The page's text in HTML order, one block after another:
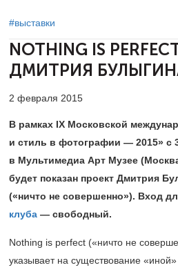
#выставки
NOTHING IS
ДМИТРИЯ
2 февраля 2015
В рамках IX Московской
и стиль в фотографии — 2015» с
в Мультимедиа Арт Музее
будет показан проект Дмитрия
(«ничто не совершенно»). Вход
клуба — свободный.
Nothing is perfect («ничто не
указывает на существование